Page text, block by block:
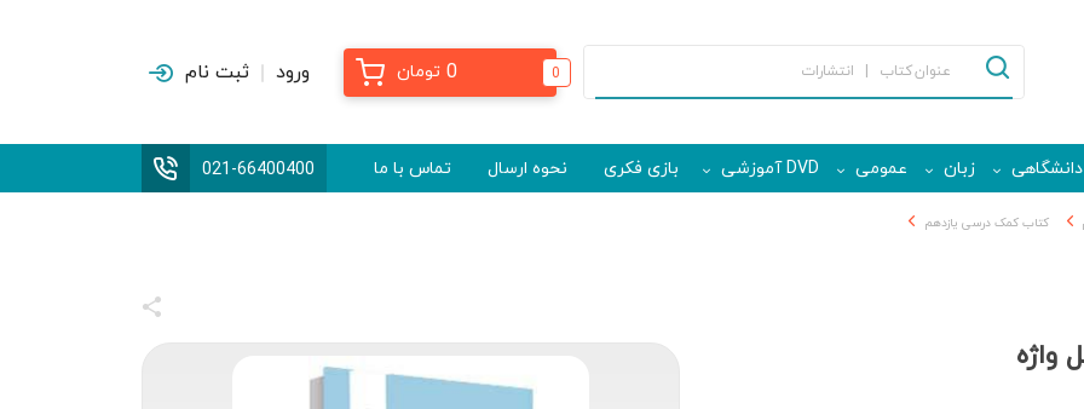
0
0 تومان ورود ثبت نام
دانشگاهی زبان عمومی DVD آموزشی بازی فکری نحوه ارسال تماس با ما 021-66400400
کتاب کمک درسی یازدهم
واژه